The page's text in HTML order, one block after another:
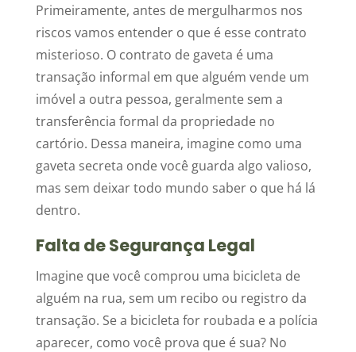
Primeiramente, antes de mergulharmos nos
riscos vamos entender o que é esse contrato
misterioso. O contrato de gaveta é uma
transação informal em que alguém vende um
imóvel a outra pessoa, geralmente sem a
transferência formal da propriedade no
cartório. Dessa maneira, imagine como uma
gaveta secreta onde você guarda algo valioso,
mas sem deixar todo mundo saber o que há lá
dentro.
Falta de Segurança Legal
Imagine que você comprou uma bicicleta de
alguém na rua, sem um recibo ou registro da
transação. Se a bicicleta for roubada e a polícia
aparecer, como você prova que é sua? No